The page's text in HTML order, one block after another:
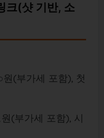
(샷 기반, 소
(부가세 포함), 첫
(부가세 포함), 시